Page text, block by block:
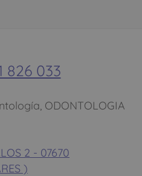
826 033
ODONTOLOGIA
2 - 07670
)